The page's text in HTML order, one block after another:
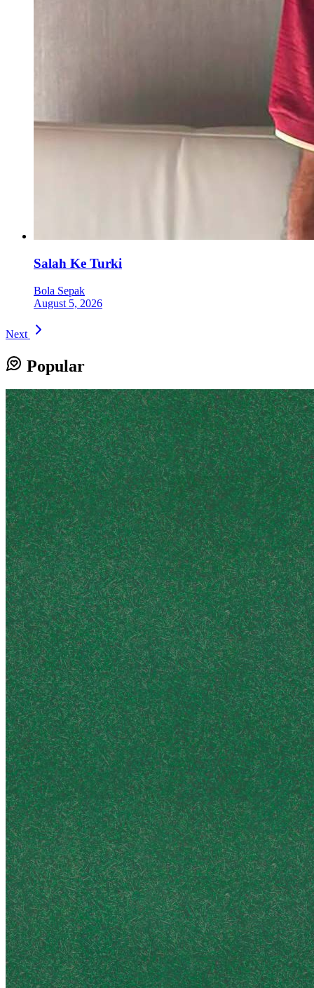
Salah Ke Turki
Bola Sepak
August 5, 2026
Next
Popular